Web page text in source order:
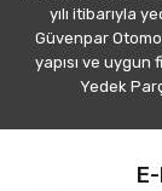
yılı itibarıyla
Güvenpar
yapısı ve
Yedek